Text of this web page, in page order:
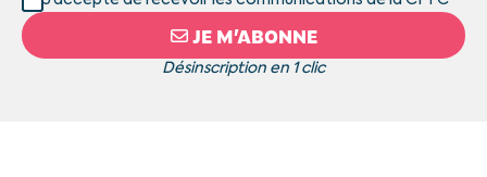
JE M’ABONNE
Désinscription en 1 clic